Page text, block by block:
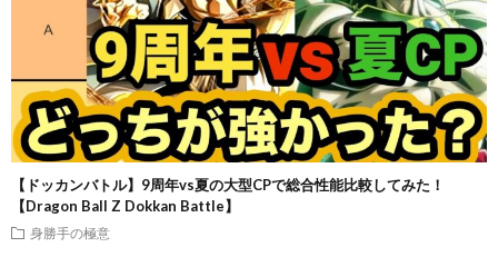
【ドッカンバトル】9周年vs夏の大型CPで総合性能比較してみた！
【Dragon Ball Z Dokkan Battle】
身勝手の極意